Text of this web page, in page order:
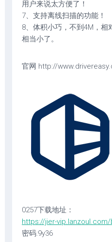
用户来说太方便了！
7、支持离线扫描的功能！
8、体积小巧，不到4M，相
相当小了。
官网 http://
0257下载地址：
https://jier-vip.lanzoul.com/
密码:9y36